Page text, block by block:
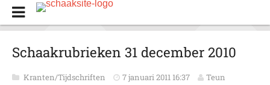
Schaakrubrieken 31 december 2010
Kranten/Tijdschriften 7 januari 2011 16:37
Teun